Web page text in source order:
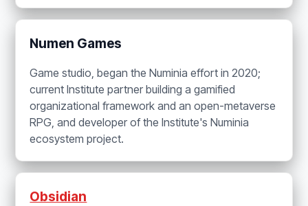
Numen Games
Game studio, began the Numinia effort in 2020;
current Institute partner building a gamified
organizational framework and an open-metaverse
RPG, and developer of the Institute's Numinia
ecosystem project.
Obsidian